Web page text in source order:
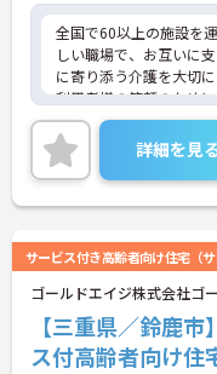
・常勤で働くスタッフ
高く、急なシフト変更
にくい人員体制です
・訪問スケジュールに
ため、月平均の残業時
なり少なめに抑えられ
・夜勤明けの翌日は原
編成が組まれており、
長期的な就業が可能です
＜評価制度でキャリア
夜勤回数がしっかりと
ーションを維持できます
・年次を問わずリーダ
職へ昇格する事例も多
キャリア形成が可能です
全国で60以上の施設を
しい職場で、お互いに
に寄り添う介護を大切に
利用者様の笑顔のため
ム連携を大切に勤務出
ご興味ある方には、面
詳細をお話しいたしま
い！
詳細を見
サービス付き高齢者向け住宅（サ
ゴールドエイジ株式会社ゴ
【三重県／鈴鹿
ス付高齢者向け住